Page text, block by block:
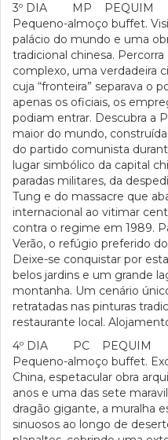
3º DIA MP PEQUIM
Pequeno-almoço buffet.
palácio do mundo e uma
tradicional chinesa.
complexo, uma verdadeira
cuja “fronteira” separava o
apenas os oficiais, os
podiam entrar. Descubra a
maior do mundo,
do partido comunista
lugar simbólico da capital
paradas militares, da
Tung e do massacre que
internacional ao vitimar
contra o regime em 1989.
Verão, o refúgio preferido
Deixe-se conquistar por
belos jardins e um grande
montanha. Um cenário
retratadas nas pinturas
restaurante local.
4º DIA PC PEQUIM
Pequeno-almoço buffet.
China, espetacular obra
anos e uma das sete
dragão gigante, a muralha
sinuosos ao longo de